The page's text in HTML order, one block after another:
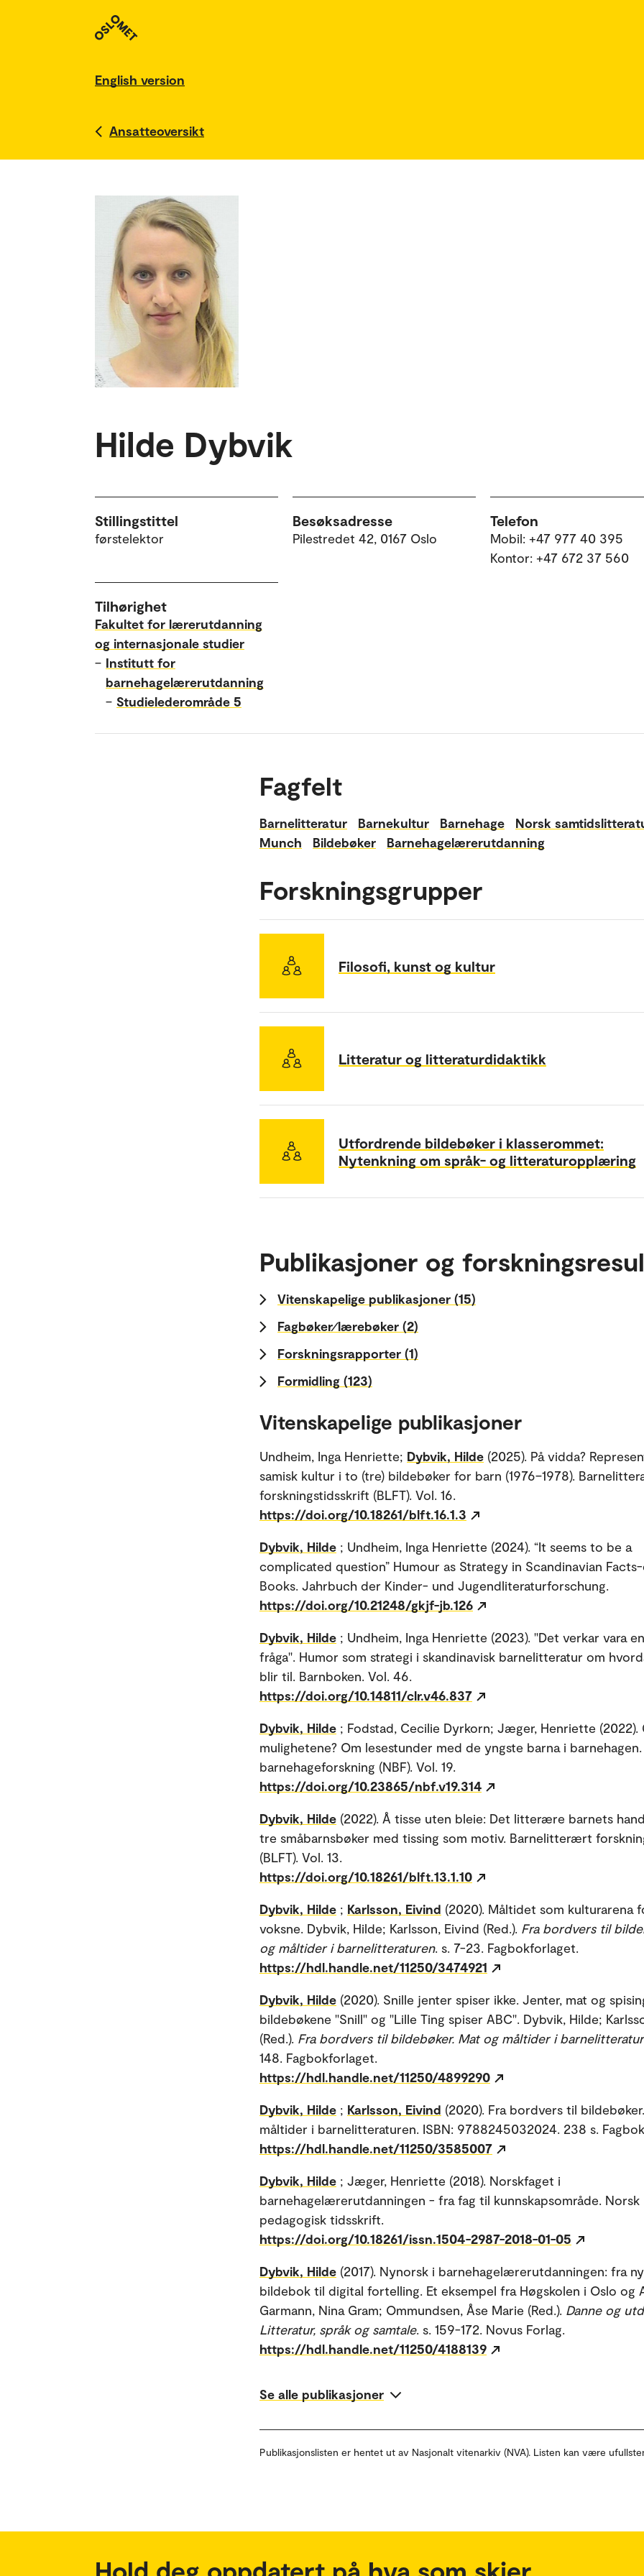
English version
Ansatteoversikt
Hilde Dybvik
Stillingstittel
førstelektor
Besøksadresse
Pilestredet 42, 0167 Oslo
Telefon
Mobil: +47 977 40 395
Kontor: +47 672 37 560
Tilhørighet
Fakultet for lærerutdanning
og internasjonale studier
– Institutt for
barnehagelærerutdanning
– Studielederområde 5
Fagfelt
Barnelitteratur Barnekultur Barnehage Norsk
Munch
Bildebøker Barnehagelærerutdanning
Forskningsgrupper
Filosofi, kunst og kultur
Litteratur og litteraturdidaktikk
Utfordrende bildebøker i klasserommet:
Nytenkning om språk- og litteraturopplæring
Publikasjoner og
Vitenskapelige publikasjoner (15)
Fagbøker⁄lærebøker (2)
Forskningsrapporter (1)
Formidling (123)
Vitenskapelige publikasjoner
Undheim, Inga Henriette; Dybvik, Hilde (2025). På vidda?
samisk kultur i to (tre) bildebøker for barn (1976–1978).
forskningstidsskrift (BLFT). Vol. 16.
https://doi.org/10.18261/blft.16.1.3
Dybvik, Hilde ; Undheim, Inga Henriette (2024). “It seems to be a
complicated question” Humour as Strategy in Scandinavian
Books. Jahrbuch der Kinder- und Jugendliteraturforschung.
https://doi.org/10.21248/gkjf-jb.126
Dybvik, Hilde ; Undheim, Inga Henriette (2023). "Det verkar vara
fråga". Humor som strategi i skandinavisk barnelitteratur om
blir til. Barnboken. Vol. 46.
https://doi.org/10.14811/clr.v46.837
Dybvik, Hilde ; Fodstad, Cecilie Dyrkorn; Jæger, Henriette (2022).
mulighetene? Om lesestunder med de yngste barna i
barnehageforskning (NBF). Vol. 19.
https://doi.org/10.23865/nbf.v19.314
Dybvik, Hilde (2022). Å tisse uten bleie: Det litterære barnets
tre småbarnsbøker med tissing som motiv. Barnelitterært
(BLFT). Vol. 13.
https://doi.org/10.18261/blft.13.1.10
Dybvik, Hilde ; Karlsson, Eivind (2020). Måltidet som kulturarena
voksne. Dybvik, Hilde; Karlsson, Eivind (Red.). Fra bordvers til
og måltider i barnelitteraturen. s. 7-23. Fagbokforlaget.
https://hdl.handle.net/11250/3474921
Dybvik, Hilde (2020). Snille jenter spiser ikke. Jenter, mat og
bildebøkene "Snill" og "Lille Ting spiser ABC". Dybvik, Hilde;
(Red.). Fra bordvers til bildebøker. Mat og måltider i
148. Fagbokforlaget.
https://hdl.handle.net/11250/4899290
Dybvik, Hilde ; Karlsson, Eivind (2020). Fra bordvers til
måltider i barnelitteraturen. ISBN: 9788245032024. 238 s.
https://hdl.handle.net/11250/3585007
Dybvik, Hilde ; Jæger, Henriette (2018). Norskfaget i
barnehagelærerutdanningen - fra fag til kunnskapsområde. Norsk
pedagogisk tidsskrift.
https://doi.org/10.18261/issn.1504-2987-2018-01-05
Dybvik, Hilde (2017). Nynorsk i barnehagelærerutdanningen: fra
bildebok til digital fortelling. Et eksempel fra Høgskolen i Oslo og
Garmann, Nina Gram; Ommundsen, Åse Marie (Red.). Danne og
Litteratur, språk og samtale. s. 159-172. Novus Forlag.
https://hdl.handle.net/11250/4188139
Se alle publikasjoner
Publikasjonslisten er hentet ut av Nasjonalt vitenarkiv (NVA). Listen kan være
Hold deg oppdatert på hva som skjer